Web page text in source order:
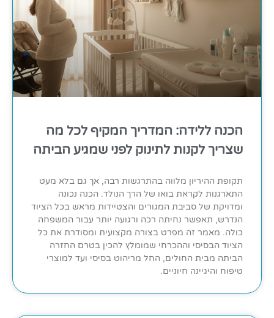
הכנה ללידה: המדריך המקיף לכל מה
שצריך לקנות לתינוק לפני שמגיע הביתה
תקופת ההיריון מלווה בהתרגשות רבה, אך גם בלא מעט
התארגנות לקראת בואו של הרך הנולד. הכנה נכונה
ומדויקת של סביבת המגורים והצטיידות מראש בכל הציוד
הנדרש, תאפשר נחיתה רכה ורגועה יותר עבור המשפחה
כולה. מאמר זה מפרט בצורה מקצועית ומסודרת את כל
הציוד הבסיסי וההכרחי שמומלץ להכין בטרם החזרה
הביתה מבית החולים, החל מריהוט בסיסי ועד למוצרי
טיפוח והיגיינה חיוניים.